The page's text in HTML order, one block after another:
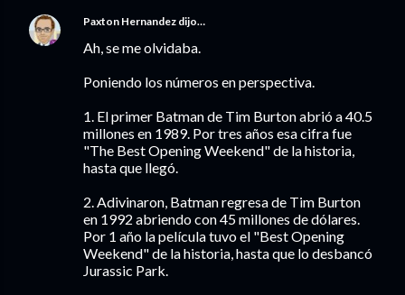
Paxton Hernandez dijo…
Ah, se me olvidaba.
Poniendo los números en perspectiva.
1. El primer Batman de Tim Burton abrió a 40.5
millones en 1989. Por tres años esa cifra fue
"The Best Opening Weekend" de la historia,
hasta que llegó.
2. Adivinaron, Batman regresa de Tim Burton
en 1992 abriendo con 45 millones de dólares.
Por 1 año la película tuvo el "Best Opening
Weekend" de la historia, hasta que lo desbancó
Jurassic Park.